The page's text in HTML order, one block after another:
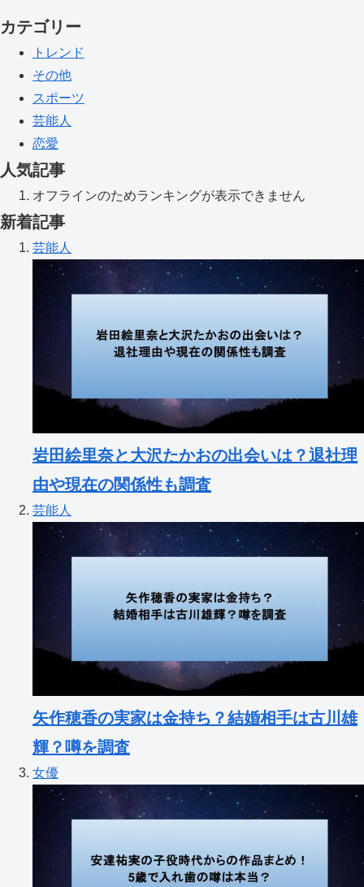
カテゴリー
トレンド
その他
スポーツ
芸能人
恋愛
人気記事
オフラインのためランキングが表示できません
新着記事
芸能人
岩田絵里奈と大沢たかおの出会いは？退社理
由や現在の関係性も調査
芸能人
矢作穂香の実家は金持ち？結婚相手は古川雄
輝？噂を調査
女優